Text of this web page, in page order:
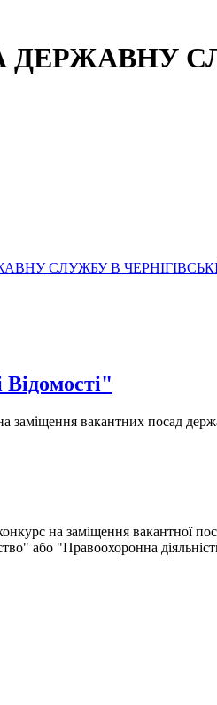
СЛУЖБУ В
Відомості"
заміщення вакантних посад
на заміщення вакантної
або "Правоохоронна